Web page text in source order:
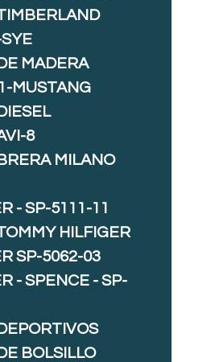
MADERA
MUSTANG
8
MILANO
- SP-5111-11
HILFIGER
SP-5062-03
- SPENCE - SP-
BOLSILLO